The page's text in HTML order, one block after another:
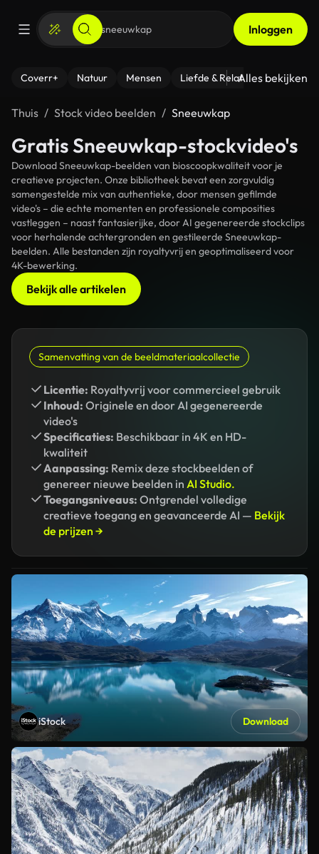
Inloggen
Coverr+ Natuur Mensen Liefde & Relaties - Fitness
Alles bekijken
Thuis Stock video beelden Sneeuwkap
Gratis Sneeuwkap-stockvideo's
Download Sneeuwkap-beelden van bioscoopkwaliteit voor je
creatieve projecten. Onze bibliotheek bevat een zorgvuldig
samengestelde mix van authentieke, door mensen gefilmde
video's – die echte momenten en professionele composities
vastleggen – naast fantasierijke, door AI gegenereerde stockclips
voor herhalende achtergronden en gestileerde Sneeuwkap-
beelden. Alle bestanden zijn royaltyvrij en geoptimaliseerd voor
4K-bewerking.
Bekijk alle artikelen
Samenvatting van de beeldmateriaalcollectie
Licentie: Royaltyvrij voor commercieel gebruik
Inhoud: Originele en door AI gegenereerde
video's
Specificaties: Beschikbaar in 4K en HD-
kwaliteit
Aanpassing: Remix deze stockbeelden of
genereer nieuwe beelden in AI Studio.
Toegangsniveaus: Ontgrendel volledige
creatieve toegang en geavanceerde AI — Bekijk
de prijzen →
iStock Download